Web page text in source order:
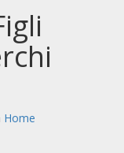
Home